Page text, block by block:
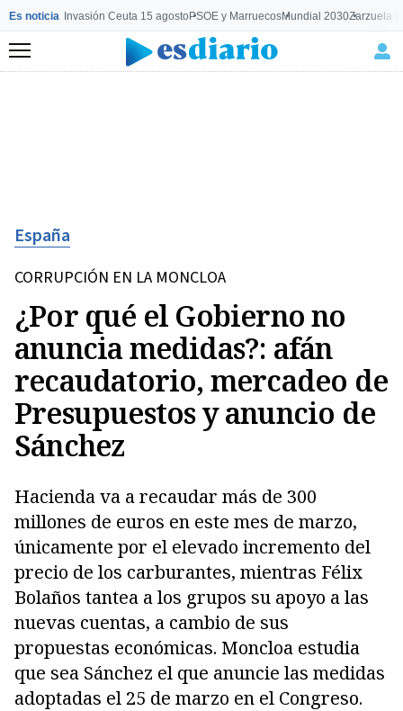
Es noticia Invasión Ceuta 15 agostoPSOE y MarruecosMundial 2030Zarzuela
Menú
España
CORRUPCIÓN EN LA MONCLOA
¿Por qué el Gobierno no
anuncia medidas?: afán
recaudatorio, mercadeo de
Presupuestos y anuncio de
Sánchez
Hacienda va a recaudar más de 300
millones de euros en este mes de marzo,
únicamente por el elevado incremento del
precio de los carburantes, mientras Félix
Bolaños tantea a los grupos su apoyo a las
nuevas cuentas, a cambio de sus
propuestas económicas. Moncloa estudia
que sea Sánchez el que anuncie las medidas
adoptadas el 25 de marzo en el Congreso.